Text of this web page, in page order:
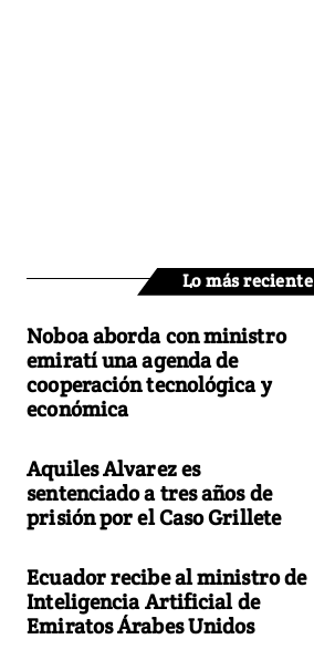
Lo más reciente
Noboa aborda con ministro
emiratí una agenda de
cooperación tecnológica y
económica
Aquiles Alvarez es
sentenciado a tres años de
prisión por el Caso Grillete
Ecuador recibe al ministro de
Inteligencia Artificial de
Emiratos Árabes Unidos